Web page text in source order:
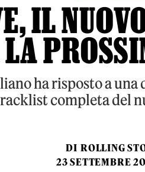
IL
ha risposto a
completa del
DI ROLLING
23 SETTEMBRE